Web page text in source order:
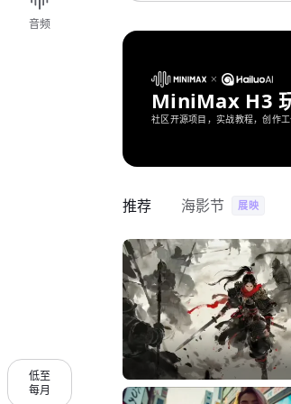
音频
低至
每月
MiniMax H3
社区开源项目，实战教程，创作
推荐 海影节 展映